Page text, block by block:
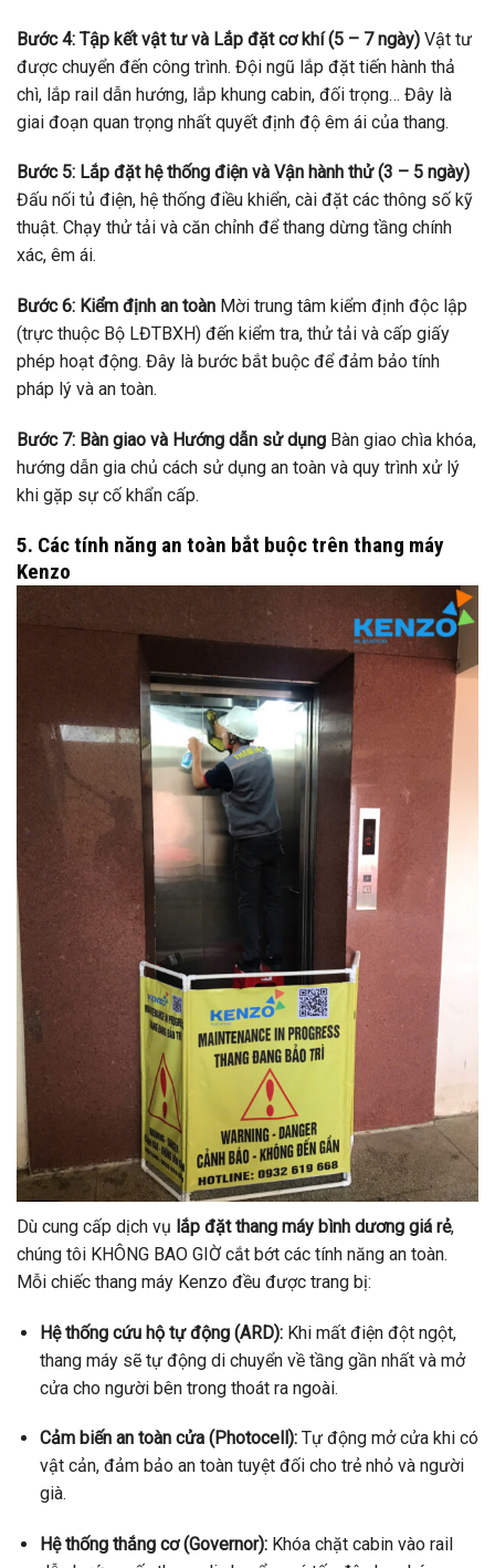
Bước 4: Tập kết vật tư và Lắp đặt cơ khí (5 – 7 ngày) Vật tư
được chuyển đến công trình. Đội ngũ lắp đặt tiến hành thả
chì, lắp rail dẫn hướng, lắp khung cabin, đối trọng… Đây là
giai đoạn quan trọng nhất quyết định độ êm ái của thang.
Bước 5: Lắp đặt hệ thống điện và Vận hành thử (3 – 5 ngày)
Đấu nối tủ điện, hệ thống điều khiển, cài đặt các thông số kỹ
thuật. Chạy thử tải và căn chỉnh để thang dừng tầng chính
xác, êm ái.
Bước 6: Kiểm định an toàn Mời trung tâm kiểm định độc lập
(trực thuộc Bộ LĐTBXH) đến kiểm tra, thử tải và cấp giấy
phép hoạt động. Đây là bước bắt buộc để đảm bảo tính
pháp lý và an toàn.
Bước 7: Bàn giao và Hướng dẫn sử dụng Bàn giao chìa khóa,
hướng dẫn gia chủ cách sử dụng an toàn và quy trình xử lý
khi gặp sự cố khẩn cấp.
5. Các tính năng an toàn bắt buộc trên thang máy
Kenzo
Dù cung cấp dịch vụ lắp đặt thang máy bình dương giá rẻ,
chúng tôi KHÔNG BAO GIỜ cắt bớt các tính năng an toàn.
Mỗi chiếc thang máy Kenzo đều được trang bị:
Hệ thống cứu hộ tự động (ARD):Khi mất điện đột ngột,
thang máy sẽ tự động di chuyển về tầng gần nhất và mở
cửa cho người bên trong thoát ra ngoài.
Cảm biến an toàn cửa (Photocell):Tự động mở cửa khi có
vật cản, đảm bảo an toàn tuyệt đối cho trẻ nhỏ và người
già.
Hệ thống thắng cơ (Governor):Khóa chặt cabin vào rail